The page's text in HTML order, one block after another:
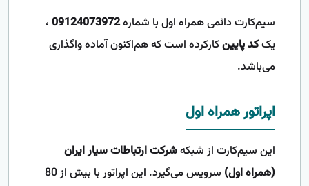
سیم‌کارت دائمی همراه اول با شماره09124073972 ،
یککد پایینکارکرده است که هم‌اکنون آماده واگذاری
می‌باشد.
اپراتور همراه اول
این سیم‌کارت از شبکهشرکت ارتباطات سیار ایران
(همراه اول)
سرویس می‌گیرد. این اپراتور با بیش از 80